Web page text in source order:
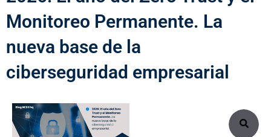
Monitoreo Permanente. La
nueva base de la
ciberseguridad empresarial
Search